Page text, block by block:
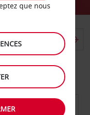
retour
RETOUR
que nous